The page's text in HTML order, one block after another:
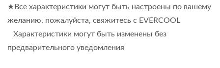
★Все характеристики могут быть настроены по вашему
желанию, пожалуйста, свяжитесь с EVERCOOL
Характеристики могут быть изменены без
предварительного уведомления